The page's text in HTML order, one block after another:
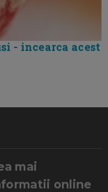
- incearca acest
mai
online